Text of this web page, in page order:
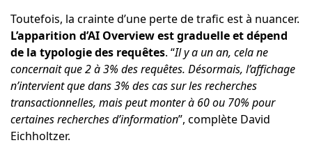
Toutefois, la crainte d’une perte de trafic est à nuancer.
L’apparition d’AI Overview est graduelle et dépend
de la typologie des requêtes. “Il y a un an, cela ne
concernait que 2 à 3% des requêtes. Désormais, l’affichage
n’intervient que dans 3% des cas sur les recherches
transactionnelles, mais peut monter à 60 ou 70% pour
certaines recherches d’information”, complète David
Eichholtzer.